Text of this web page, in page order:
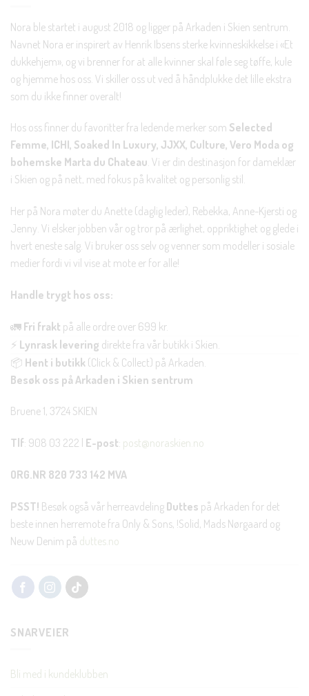
Nora ble startet i august 2018 og ligger på Arkaden i Skien sentrum.
Navnet Nora er inspirert av Henrik Ibsens sterke kvinneskikkelse i «Et
dukkehjem», og vi brenner for at alle kvinner skal føle seg tøffe, kule
og hjemme hos oss. Vi skiller oss ut ved å håndplukke det lille ekstra
som du ikke finner overalt!
Hos oss finner du favoritter fra ledende merker som Selected
Femme, ICHI, Soaked In Luxury, JJXX, Culture, Vero Moda og
bohemske Marta du Chateau. Vi er din destinasjon for dameklær
i Skien og på nett, med fokus på kvalitet og personlig stil.
Her på Nora møter du Anette (daglig leder), Rebekka, Anne-Kjersti og
Jenny. Vi elsker jobben vår og tror på ærlighet, oppriktighet og glede i
hvert eneste salg. Vi bruker oss selv og venner som modeller i sosiale
medier fordi vi vil vise at mote er for alle!
Handle trygt hos oss:
🚛 Fri frakt på alle ordre over 699 kr.
⚡ Lynrask levering direkte fra vår butikk i Skien.
📦 Hent i butikk (Click & Collect) på Arkaden.
Besøk oss på Arkaden i Skien sentrum
Bruene 1, 3724 SKIEN
Tlf: 908 03 222 | E-post: post@noraskien.no
ORG.NR 820 733 142 MVA
PSST! Besøk også vår herreavdeling Duttes på Arkaden for det
beste innen herremote fra Only & Sons, !Solid, Mads Nørgaard og
Neuw Denim på duttes.no
SNARVEIER
Bli med i kundeklubben